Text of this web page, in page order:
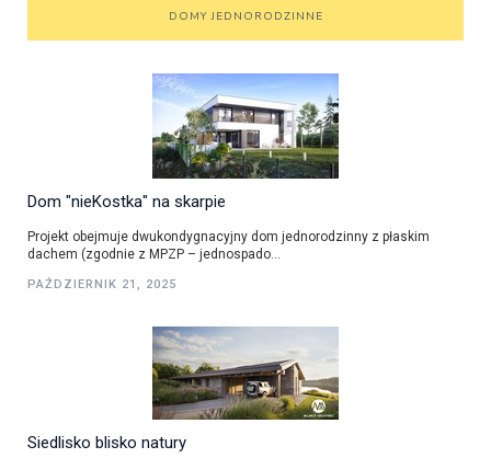
DOMY JEDNORODZINNE
Dom "nieKostka" na skarpie
Projekt obejmuje dwukondygnacyjny dom jednorodzinny z płaskim
dachem (zgodnie z MPZP – jednospado...
PAŹDZIERNIK 21, 2025
Siedlisko blisko natury